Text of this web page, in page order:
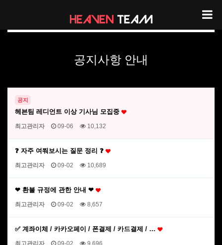
헤븐팀 공지사항 안내
공지사항 안내
공지
헤븐팀 레디언트 이상 기사님 모집중
최고관리자 09-06 10,132
❓ 자주 여쭤보시는 질문 정리 ❓
최고관리자 09-02 10,689
❤ 환불 규정에 관한 안내 ❤
최고관리자 09-02 8,657
✅ 계좌이체 / 카카오페이 / 폰결제 / 카드결제 / …
최고관리자 09-02 9,696